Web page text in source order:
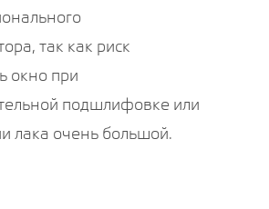
так как риск
окно при
подшлифовке или
лака очень большой.